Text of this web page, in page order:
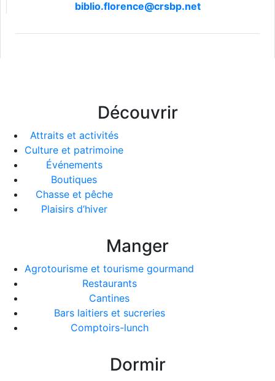
biblio.florence@crsbp.net
Découvrir
Attraits et activités
Culture et patrimoine
Événements
Boutiques
Chasse et pêche
Plaisirs d’hiver
Manger
Agrotourisme et tourisme gourmand
Restaurants
Cantines
Bars laitiers et sucreries
Comptoirs-lunch
Dormir